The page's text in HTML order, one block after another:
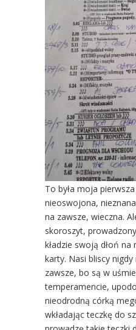
To była moja
nieoswojona,
na zawsze, wieczna.
skoroszyt,
kładzie swoją dłoń
karty. Nasi bliscy
zawsze, bo są w
temperamencie,
nieodrodną córką
wkładając teczkę do